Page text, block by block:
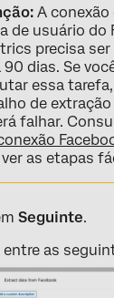
A
de usuário do
precisa
90 dias. Se
essa
de
falhar.
as etapas
Seguinte.
entre as